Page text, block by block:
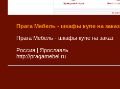
Прага Мебель - шкафы купе на заказ
Прага Мебель - шкафы купе на заказ
Россия | Ярослaвль
http://pragamebel.ru